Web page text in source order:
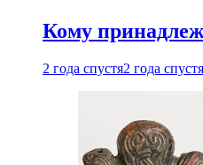
Кому
2 года спустя2 года спустя